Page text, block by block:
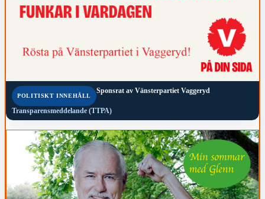
POLITISKT INNEHÅLL
Sponsrat av Vänsterpartiet Vaggeryd
Transparensmeddelande (TTPA)